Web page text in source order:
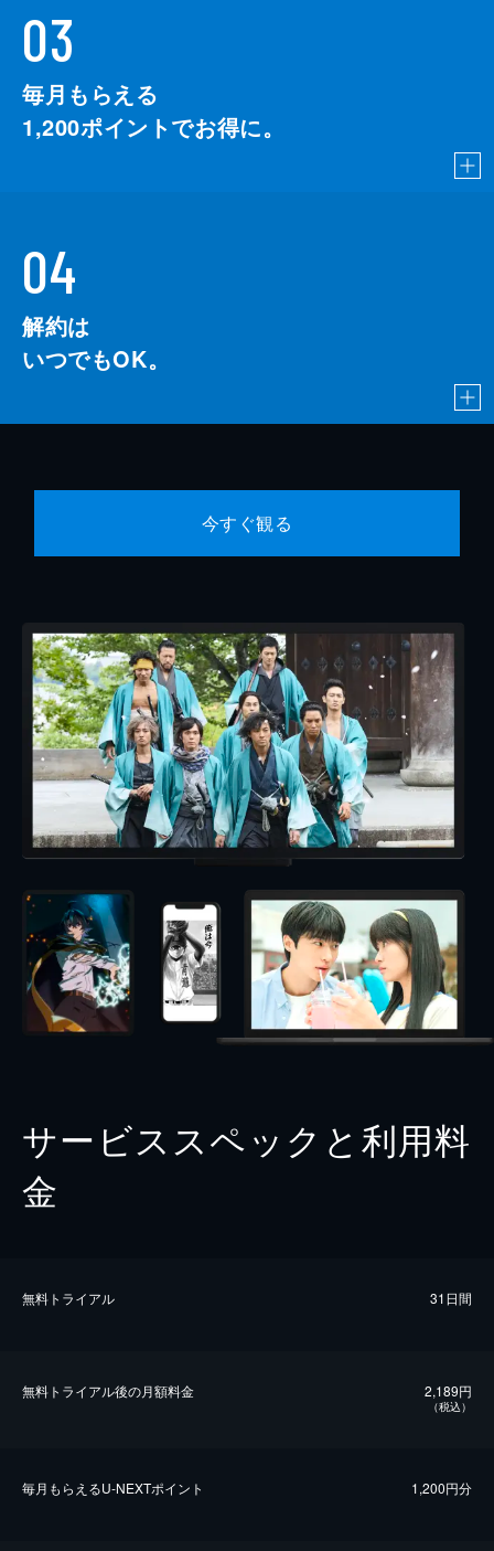
03
毎月もらえる
1,200ポイントでお得に。
04
解約は
いつでもOK。
今すぐ観る
サービススペックと利用料
金
無料トライアル 31日間
無料トライアル後の⽉額料金 2,189円
（税込）
毎⽉もらえるU-NEXTポイント 1,200円分